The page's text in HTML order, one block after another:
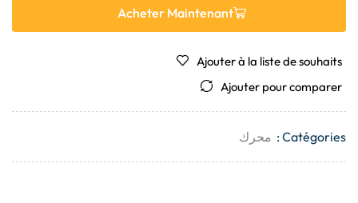
Acheter Maintenant
Ajouter à la liste de souhaits
Ajouter pour comparer
Catégories : محرك